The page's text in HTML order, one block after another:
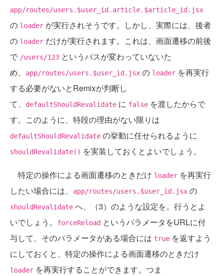
app/routes/users.$user_id.article.$article_id.jsx
の loader が実行されそうです。しかし、実際には、後者
の loader だけが実行されます。これは、画面遷移の前後
で /users/123 というパスが変わっていないた
め、
app/routes/users.$user_id.jsx の loader を再実行
する必要がないとRemixが判断し
て、
defaultShouldRevalidate に false を渡したからで
す。このように、特段の理由がない限りは
defaultShouldRevalidate の挙動に任せられるように
shouldRevalidate() を実装しておくとよいでしょう。
特定の操作による画面遷移のときだけ loader を再実行
したい場合には、
app/routes/users.$user_id.jsx の
shouldRevalidate へ、（3）のような設定を。行うとよ
いでしょう。
forceReload というパラメータをURLに付
与して、そのパラメータがある場合には true を返すよう
にしておくと、特定の操作による画面遷移のときだけ
loader を再実行することができます。つま